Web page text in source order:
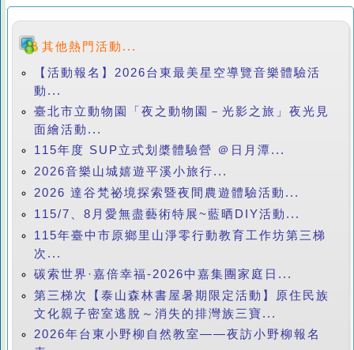
其他熱門活動...
【活動報名】2026台東最美星空導覽音樂體驗活
動...
臺北市立動物園「夜之動物園－光影之旅」夜光見
面繪活動...
115年度 SUP立式划槳體驗營 ＠日月潭...
2026音樂山城嬉遊平溪小旅行...
2026 達谷梵祕境探索暨夜間農遊體驗活動...
115/7、8月愛無盡藝術特展~藍晒DIY活動...
115年臺中市原鄉里山淨零行動教育工作坊第三梯
次...
碳索世界·嘉倍幸福-2026中嘉集團家庭日...
第三梯次【泰山森林書屋暑期限定活動】原住民族
文化親子密室逃脫～消失的排灣族三寶...
2026年台東小野柳自然教室——夜訪小野柳報名